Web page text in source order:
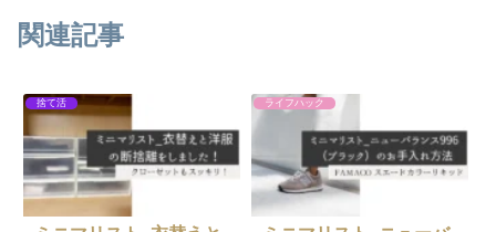
関連記事
捨て活 ライフハック